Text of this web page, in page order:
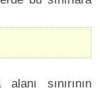
sınırının